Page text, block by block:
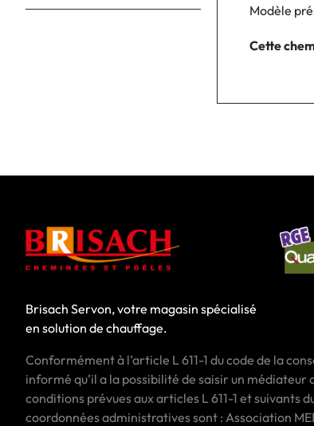
Modèle
Cette
Brisach Servon, votre magasin spécialisé
en solution de chauffage.
Conformément à l’article L 611-1 du code de la
informé qu’il a la possibilité de saisir un médiateur
conditions prévues aux articles L 611-1 et suivants
coordonnées administratives sont : Association